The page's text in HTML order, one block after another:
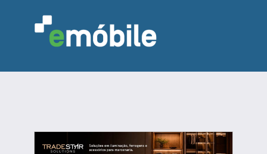
DESIGN & DECORAÇÃO
INDICADORES
FEIRAS NOTÍCIAS